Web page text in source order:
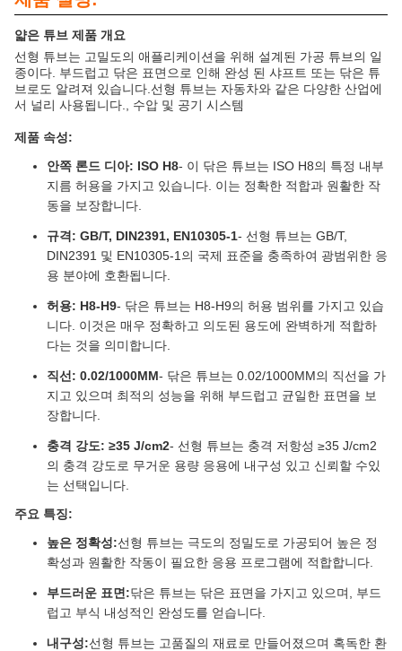
얇은 튜브 제품 개요
선형 튜브는 고밀도의 애플리케이션을 위해 설계된 가공 튜브의 일
종이다. 부드럽고 닦은 표면으로 인해 완성 된 샤프트 또는 닦은 튜
브로도 알려져 있습니다.선형 튜브는 자동차와 같은 다양한 산업에
서 널리 사용됩니다., 수압 및 공기 시스템
제품 속성:
안쪽 론드 디아: ISO H8- 이 닦은 튜브는 ISO H8의 특정 내부
지름 허용을 가지고 있습니다. 이는 정확한 적합과 원활한 작
동을 보장합니다.
규격: GB/T, DIN2391, EN10305-1- 선형 튜브는 GB/T,
DIN2391 및 EN10305-1의 국제 표준을 충족하여 광범위한 응
용 분야에 호환됩니다.
허용: H8-H9- 닦은 튜브는 H8-H9의 허용 범위를 가지고 있습
니다. 이것은 매우 정확하고 의도된 용도에 완벽하게 적합하
다는 것을 의미합니다.
직선: 0.02/1000MM- 닦은 튜브는 0.02/1000MM의 직선을 가
지고 있으며 최적의 성능을 위해 부드럽고 균일한 표면을 보
장합니다.
충격 강도: ≥35 J/cm2- 선형 튜브는 충격 저항성 ≥35 J/cm2
의 충격 강도로 무거운 용량 응용에 내구성 있고 신뢰할 수있
는 선택입니다.
주요 특징:
높은 정확성:선형 튜브는 극도의 정밀도로 가공되어 높은 정
확성과 원활한 작동이 필요한 응용 프로그램에 적합합니다.
부드러운 표면:닦은 튜브는 닦은 표면을 가지고 있으며, 부드
럽고 부식 내성적인 완성도를 얻습니다.
내구성:선형 튜브는 고품질의 재료로 만들어졌으며 혹독한 환